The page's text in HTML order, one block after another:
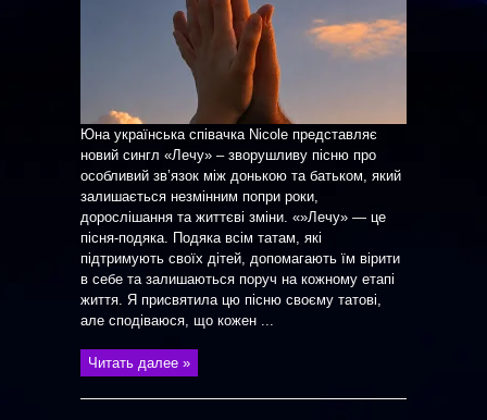
Юна українська співачка Nicole представляє
новий сингл «Лечу» – зворушливу пісню про
особливий зв’язок між донькою та батьком, який
залишається незмінним попри роки,
дорослішання та життєві зміни. «»Лечу» — це
пісня-подяка. Подяка всім татам, які
підтримують своїх дітей, допомагають їм вірити
в себе та залишаються поруч на кожному етапі
життя. Я присвятила цю пісню своєму татові,
але сподіваюся, що кожен ...
Читать далее »